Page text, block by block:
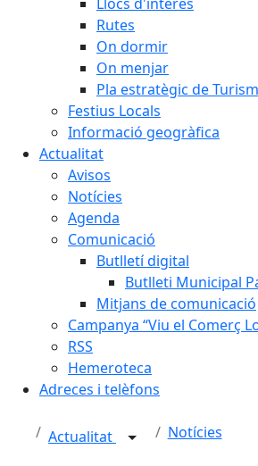
Rutes
On dormir
On menjar
Pla estratègic de
Festius Locals
Informació geogràfica
Actualitat
Avisos
Notícies
Agenda
Comunicació
Butlletí digital
Butlleti Municipal
Mitjans de comunicació
Campanya “Viu el Comerç
RSS
Hemeroteca
Adreces i telèfons
Actualitat Notícies